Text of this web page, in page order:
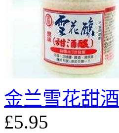
金兰雪花甜
£5.95